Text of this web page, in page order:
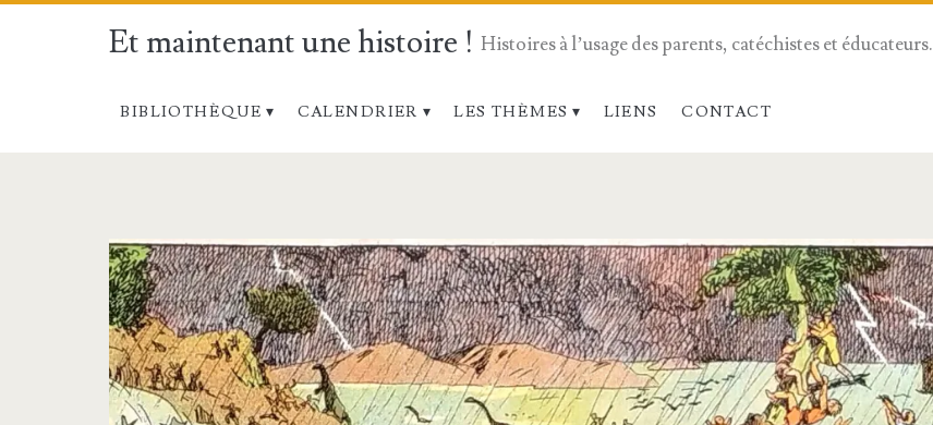
Et maintenant une histoire ! Histoires à l’usage des parents, catéchistes et éducateurs.
BIBLIOTHÈQUE CALENDRIER LES THÈMES LIENS CONTACT
<span>Déluge</span>